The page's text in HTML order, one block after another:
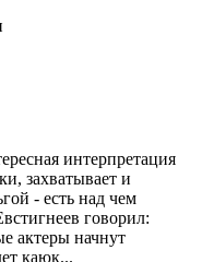
интерпретация
захватывает и
- есть над чем
говорил:
актеры начнут
каюк...